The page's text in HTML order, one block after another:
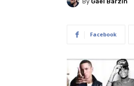
Facebook